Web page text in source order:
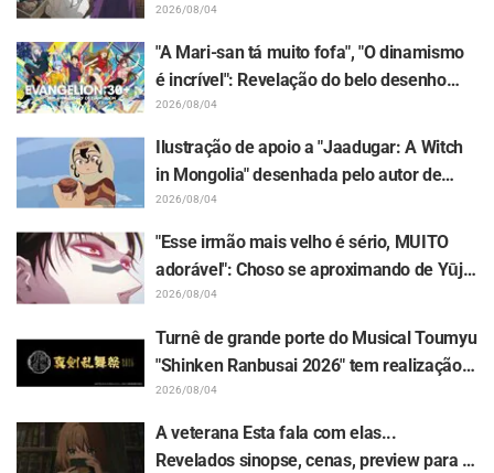
de Frieren presa em um Mimic em
exposição gera enxurrada de piadas em
"Frieren e a Jornada Para o Além"
2026/08/04
"A Mari-san tá muito fofa", "O dinamismo
é incrível": Revelação do belo desenho
das três garotas em trajes Plugsuit por
Hidenori Matsubara em "Evangelion" gera
repercussão
2026/08/04
Ilustração de apoio a "Jaadugar: A Witch
in Mongolia" desenhada pelo autor de
"Yowamushi Pedal" deixa fãs radiantes: "É
isso que acontece quando a pessoa com o
traço mais diferente desenha"
2026/08/04
"Esse irmão mais velho é sério, MUITO
adorável": Choso se aproximando de Yūji
Itadori em ilustração inédita da exposição
de "Jujutsu Kaisen" deixa fãs
enlouquecidos
2026/08/04
Turnê de grande porte do Musical Toumyu
"Shinken Ranbusai 2026" tem realização
confirmada em 8 cidades do Japão a
Danshi estarão reunidos
2026/08/04
A veterana Esta fala com elas...
Revelados sinopse, cenas, preview para a